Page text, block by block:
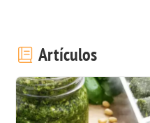
Artículos